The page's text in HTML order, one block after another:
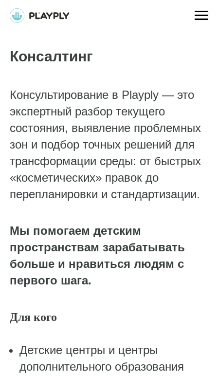
Консалтинг
Консультирование в Playply — это
экспертный разбор текущего
состояния, выявление проблемных
зон и подбор точных решений для
трансформации среды: от быстрых
«косметических» правок до
перепланировки и стандартизации.
Мы помогаем детским
пространствам зарабатывать
больше и нравиться людям с
первого шага.
Для кого
Детские центры и центры
дополнительного образования